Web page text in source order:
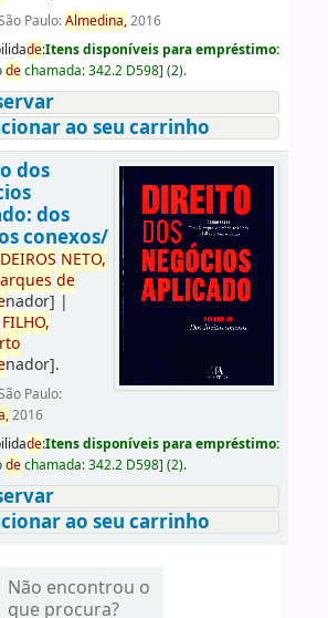
Paulo:Almedina,2016
de:Itens disponíveis para empréstimo:
dechamada:342.2 D598] (2).
ao seu carrinho
dos
dos
conexos/
DEIROS NETO,
de
nador] |
FILHO,
nador].
Paulo:
2016
de:Itens disponíveis para empréstimo:
dechamada:342.2 D598] (2).
ao seu carrinho
Não encontrou o
que procura?